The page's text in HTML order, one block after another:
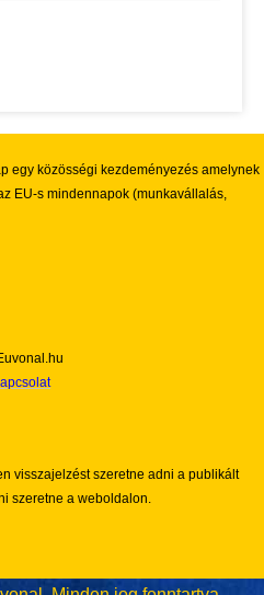
egy közösségi kezdeményezés amelynek
EU-s mindennapok (munkavállalás,
visszajelzést szeretne adni a publikált
szeretne a weboldalon.